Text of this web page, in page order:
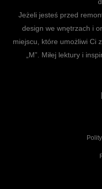
Jeżeli jesteś przed
design we wnętrzach i
miejscu, które umożliwi Ci
„M”. Miłej lektury i